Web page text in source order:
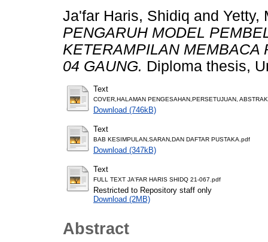
Ja'far Haris, Shidiq and Yetty,
PENGARUH MODEL
KETERAMPILAN MEMBACA
04 GAUNG. Diploma thesis,
Text
COVER,HALAMAN PENGESAHAN,PERSETUJUAN,
Download (746kB)
Text
BAB KESIMPULAN,SARAN,DAN DAFTAR PUSTAKA.pdf
Download (347kB)
Text
FULL TEXT JA'FAR HARIS SHIDQ 21-067.pdf
Restricted to Repository staff only
Download (2MB)
Abstract